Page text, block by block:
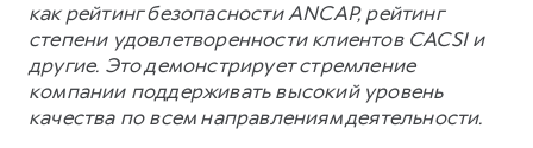
как рейтинг безопасности ANCAP, рейтинг
степени удовлетворенности клиентов CACSI и
другие. Это демонстрирует стремление
компании поддерживать высокий уровень
качества по всем направлениям деятельности.